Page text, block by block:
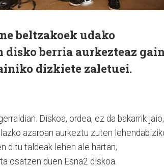
beltzakoek udako
berria aurkezteaz
dizkiete zaletuei.
Diskoa, ordea, ez da bakarrik jaio,
azaroan aurkeztu zuten
ditu taldeak lehen ale hartan;
osatzen duen Esna2 diskoa.